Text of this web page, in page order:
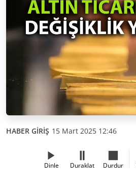
HABER GİRİŞ 15 Mart 2025 12:46
Dinle Duraklat Durdur